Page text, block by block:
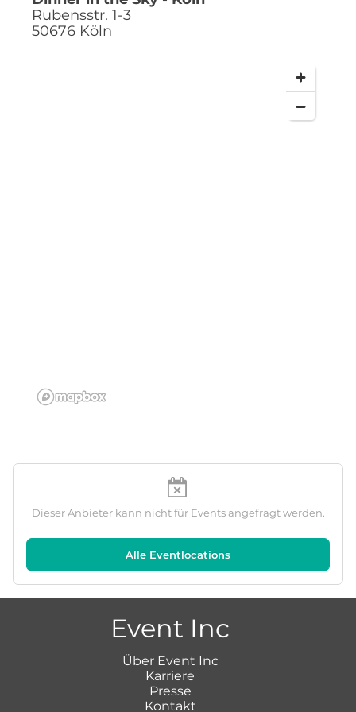
nur mietbar bis zu einer Einsatzdauer von 8 h
max. 16 Flüge am Tag
Rubensstr. 1-3
50676 Köln
Dieser Anbieter kann nicht für Events angefragt werden.
Alle Eventlocations
Event Inc
Über Event Inc
Karriere
Presse
Kontakt